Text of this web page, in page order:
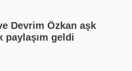
Devrim Özkan aşk
paylaşım geldi